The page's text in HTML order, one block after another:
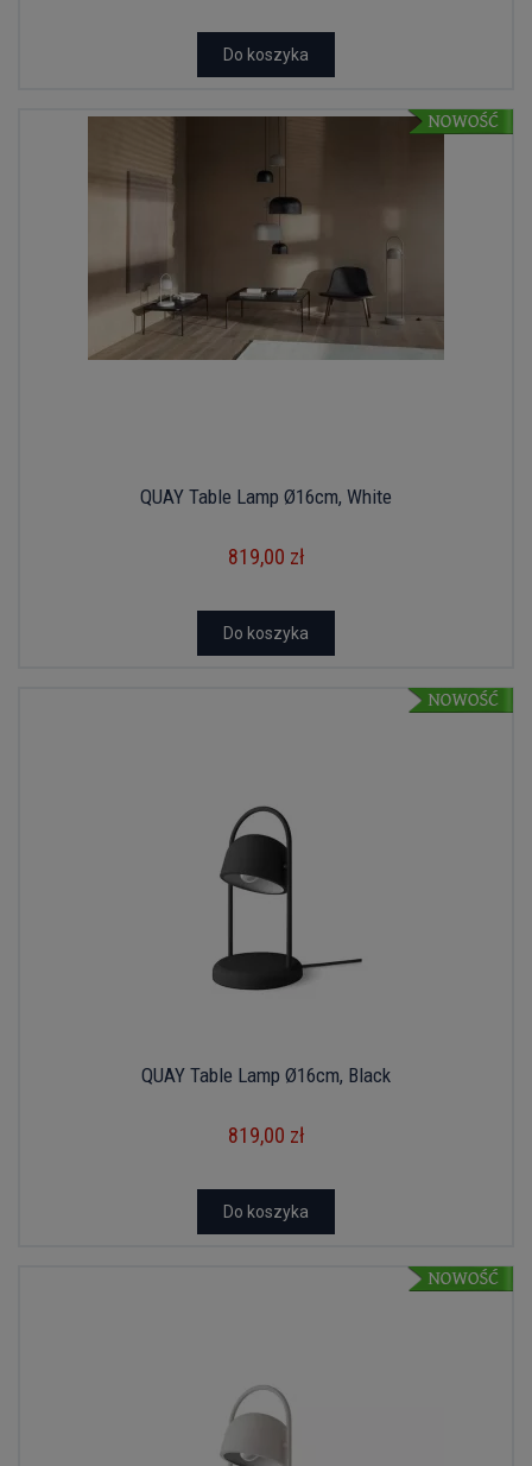
Do koszyka
QUAY Table Lamp Ø16cm, White
819,00 zł
Do koszyka
QUAY Table Lamp Ø16cm, Black
819,00 zł
Do koszyka